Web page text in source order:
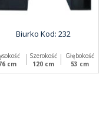
Biurko Kod: 232
cm
Szerokość
120 cm
Głębokość
53 cm